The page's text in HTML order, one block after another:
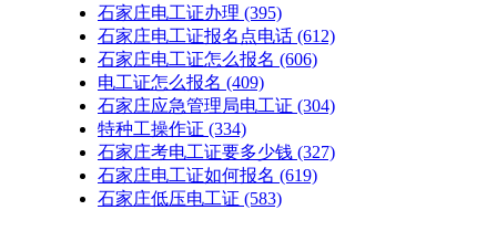
石家庄电工证办理 (395)
石家庄电工证报名点电话 (612)
石家庄电工证怎么报名 (606)
电工证怎么报名 (409)
石家庄应急管理局电工证 (304)
特种工操作证 (334)
石家庄考电工证要多少钱 (327)
石家庄电工证如何报名 (619)
石家庄低压电工证 (583)